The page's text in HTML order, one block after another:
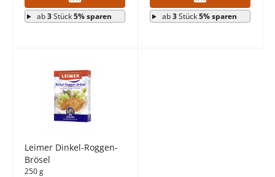
ab3Stück5% sparen ab3Stück5% sparen
Leimer Dinkel-Roggen-
Brösel
250 g